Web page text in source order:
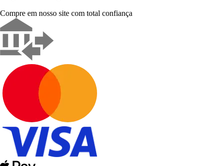
Compre em nosso site com total confiança